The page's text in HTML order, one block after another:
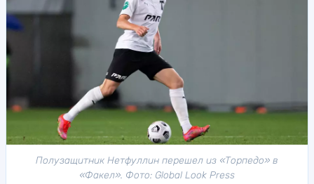
Полузащитник Нетфуллин перешел из «Торпедо» в
«Факел». Фото: Global Look Press